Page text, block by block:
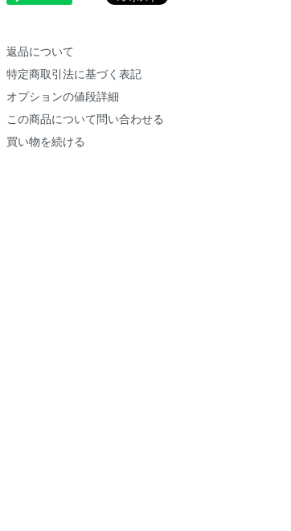
返品について
特定商取引法に基づく表記
オプションの値段詳細
この商品について問い合わせる
買い物を続ける